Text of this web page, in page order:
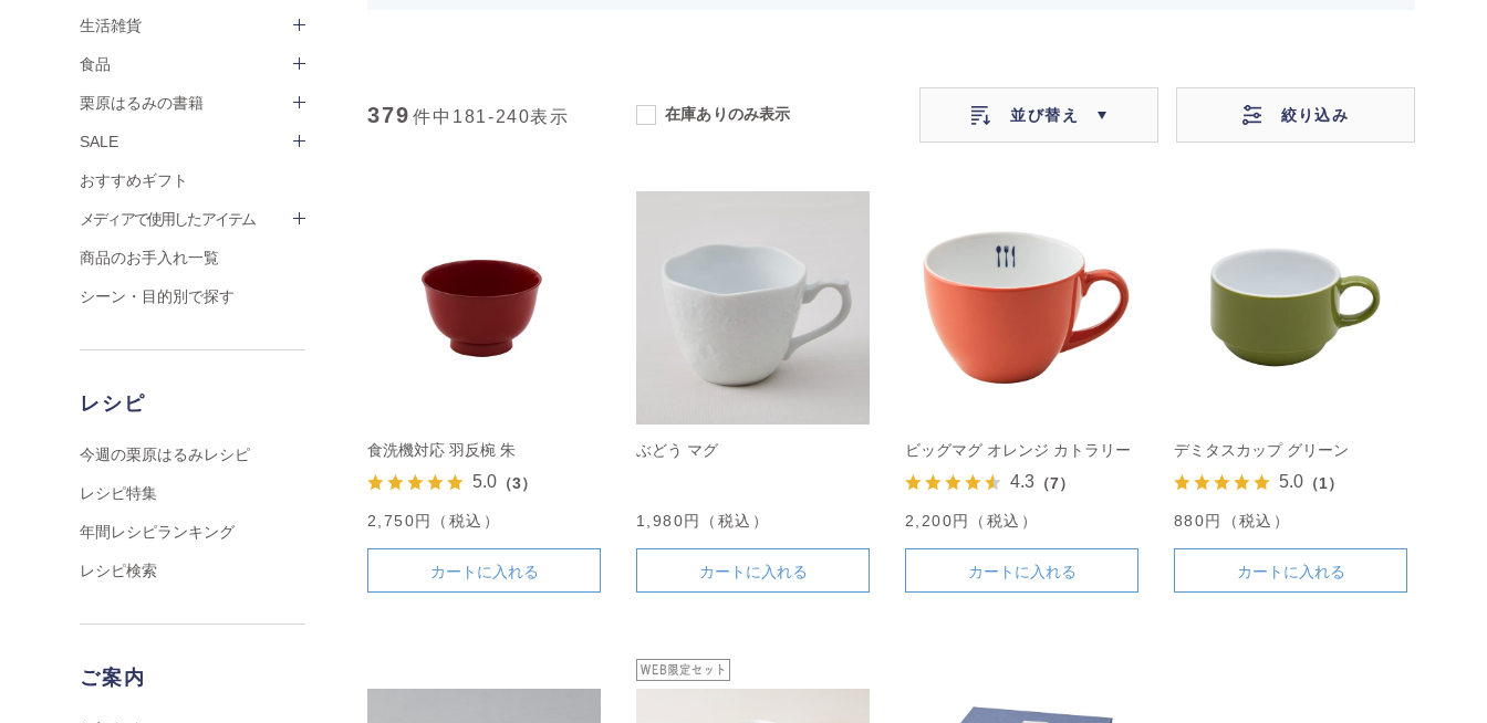
生活雑貨
食品
栗原はるみの書籍
SALE
おすすめギフト
メディアで使用したアイテム
商品のお手入れ一覧
シーン・目的別で探す
レシピ
今週の栗原はるみレシピ
レシピ特集
年間レシピランキング
レシピ検索
ご案内
379 件中 181-240表示 在庫ありのみ表示 並び替え 絞り込み
食洗機対応 羽反椀 朱
5.0 （3）
2,750円（税込）
カートに入れる
ぶどう マグ
1,980円（税込）
カートに入れる
ビッグマグ オレンジ カトラリー
4.3 （7）
2,200円（税込）
カートに入れる
デミタスカップ グリーン
5.0 （1）
880円（税込）
カートに入れる